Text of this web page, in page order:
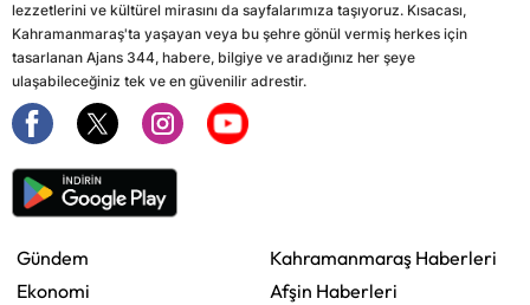
lezzetlerini ve kültürel mirasını da sayfalarımıza taşıyoruz. Kısacası,
Kahramanmaraş'ta yaşayan veya bu şehre gönül vermiş herkes için
tasarlanan Ajans 344, habere, bilgiye ve aradığınız her şeye
ulaşabileceğiniz tek ve en güvenilir adrestir.
Gündem
Ekonomi
Kahramanmaraş Haberleri
Afşin Haberleri